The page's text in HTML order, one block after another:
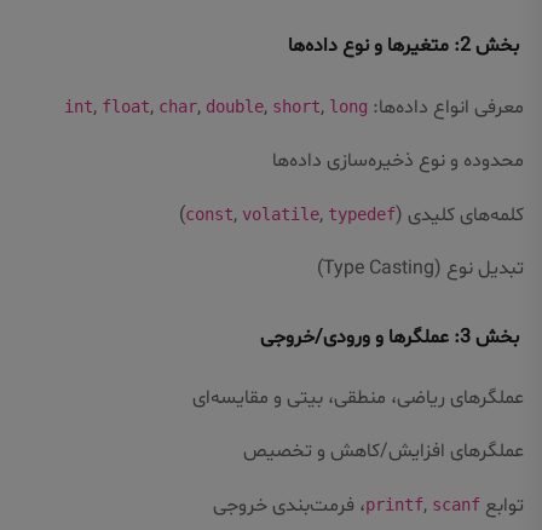
بخش 2: متغیرها و نوع داده‌ها
معرفی انواع داده‌ها: int, float, char, double, short, long
محدوده و نوع ذخیره‌سازی داده‌ها
کلمه‌های کلیدی ( const, volatile, typedef
)
تبدیل نوع (Type Casting)
بخش 3: عملگرها و ورودی/خروجی
عملگرهای ریاضی، منطقی، بیتی و مقایسه‌ای
عملگرهای افزایش/کاهش و تخصیص
توابع printf, scanf ، فرمت‌بندی خروجی